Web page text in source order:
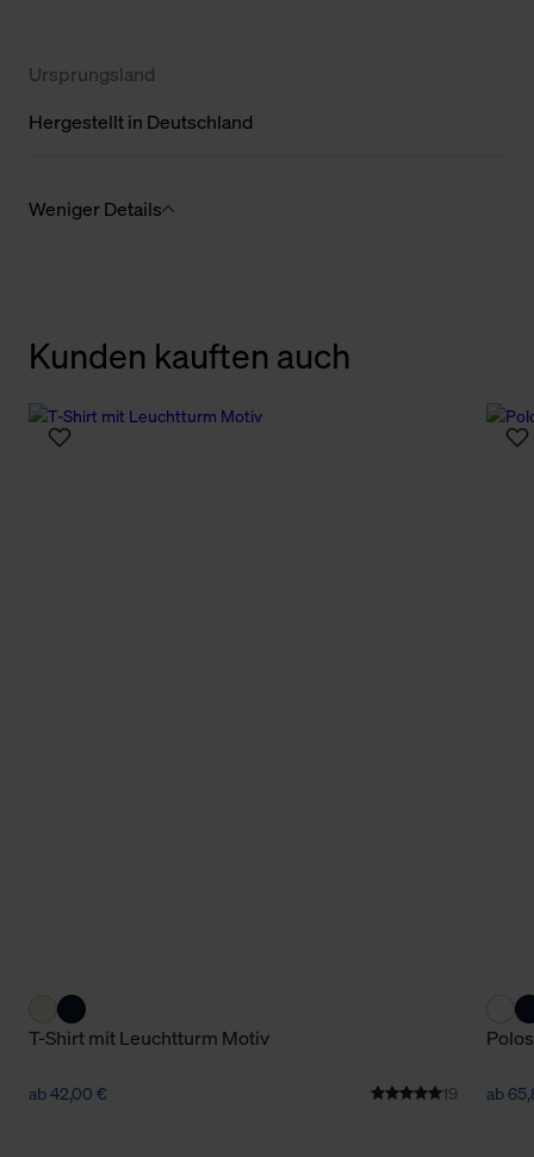
Ursprungsland
Hergestellt in Deutschland
Weniger Details
Kunden kauften auch
T-Shirt mit Leuchtturm Motiv
ab 42,00 € 19 ab